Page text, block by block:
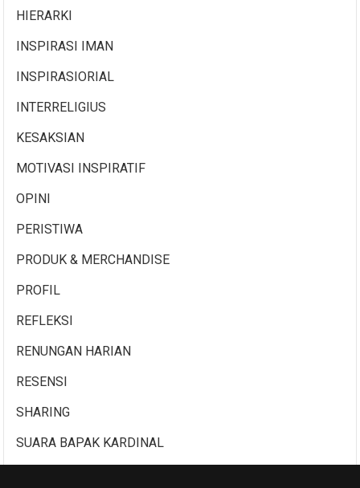
HIERARKI
INSPIRASI IMAN
INSPIRASIORIAL
INTERRELIGIUS
KESAKSIAN
MOTIVASI INSPIRATIF
OPINI
PERISTIWA
PRODUK & MERCHANDISE
PROFIL
REFLEKSI
RENUNGAN HARIAN
RESENSI
SHARING
SUARA BAPAK KARDINAL